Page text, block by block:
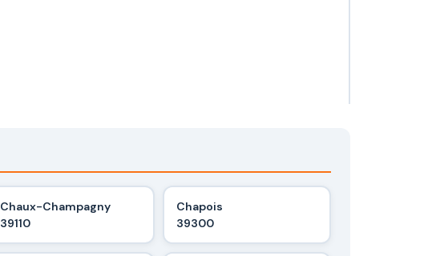
Chaux-Champagny
39110
Chapois
39300